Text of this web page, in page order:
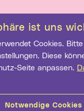
ist uns
Diese
Seite anpassen.
Notwendige Cookies
Linz